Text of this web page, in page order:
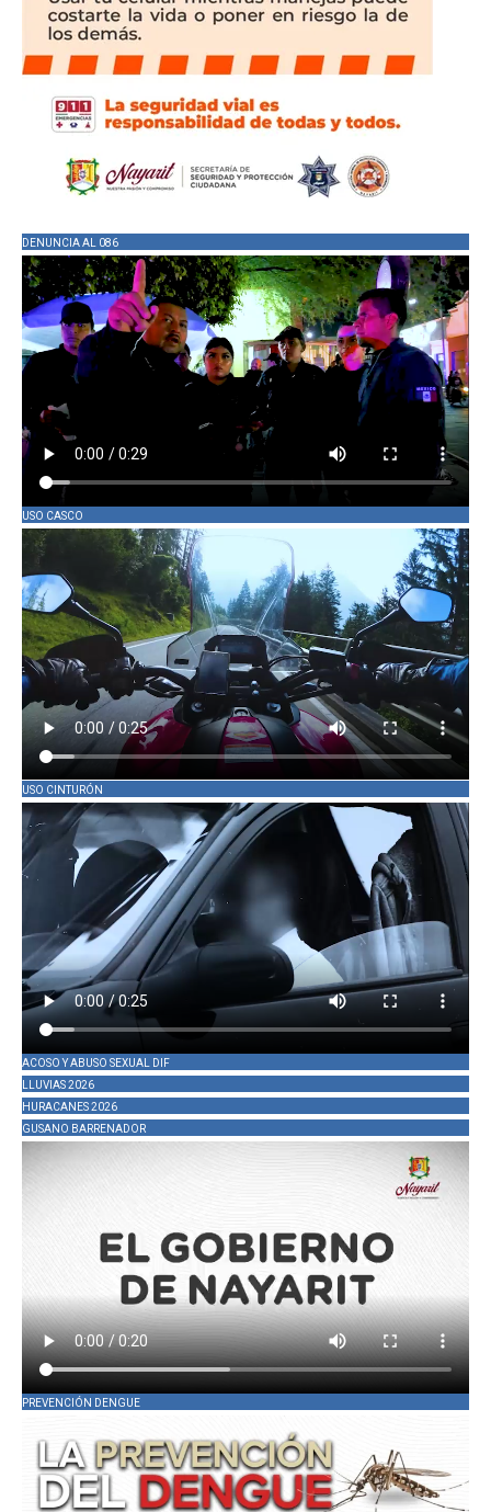
DENUNCIA AL 086
USO CASCO
USO CINTURÓN
ACOSO Y ABUSO SEXUAL DIF
LLUVIAS 2026
HURACANES 2026
GUSANO BARRENADOR
PREVENCIÓN DENGUE